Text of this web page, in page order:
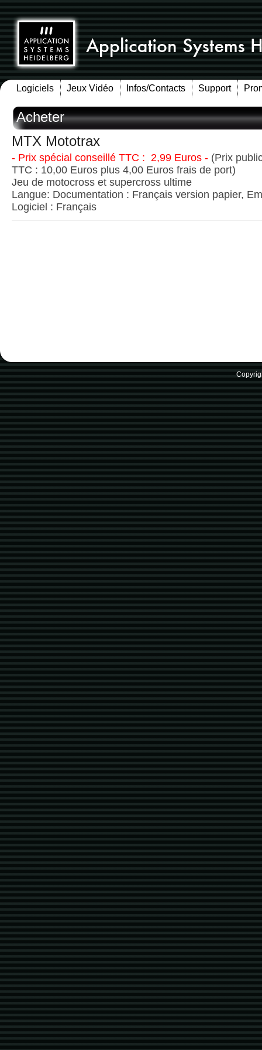
Logiciels Jeux Vidéo Infos/Contacts Support
Acheter
MTX Mototrax
- Prix spécial conseillé TTC : 2,99 Euros - (Prix
TTC : 10,00 Euros plus 4,00 Euros frais de port)
Jeu de motocross et supercross ultime
Langue: Documentation : Français version papier,
Logiciel : Français